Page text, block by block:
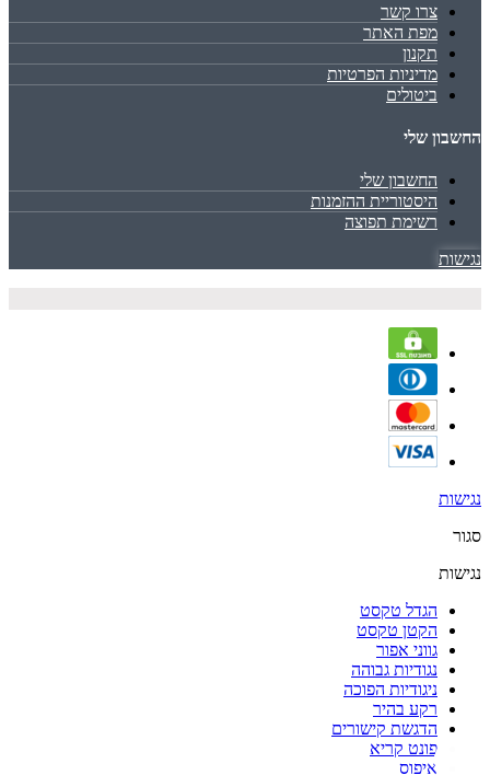
צרו קשר
מפת האתר
תקנון
מדיניות הפרטיות
ביטולים
החשבון שלי
החשבון שלי
היסטוריית ההזמנות
רשימת תפוצה
נגישות
נגישות
סגור
נגישות
הגדל טקסט
הקטן טקסט
גווני אפור
נגודיות גבוהה
ניגודיות הפוכה
רקע בהיר
הדגשת קישורים
פונט קריא
איפוס